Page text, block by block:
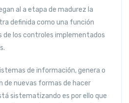
al a etapa de madurez la
definida como una función
de los controles implementados
de información, genera o
de nuevas formas de hacer
sistematizando es por ello que